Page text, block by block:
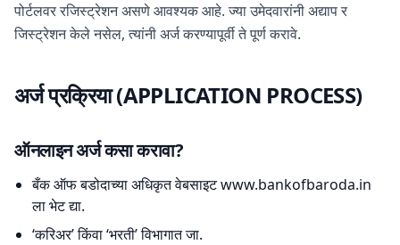
पोर्टलवर रजिस्ट्रेशन असणे आवश्यक आहे. ज्या उमेदवारांनी अद्याप र
जिस्ट्रेशन केले नसेल, त्यांनी अर्ज करण्यापूर्वी ते पूर्ण करावे.
अर्ज प्रक्रिया (APPLICATION PROCESS)
ऑनलाइन अर्ज कसा करावा?
बँक ऑफ बडोदाच्या अधिकृत वेबसाइट www.bankofbaroda.in
ला भेट द्या.
‘करिअर’ किंवा ‘भरती’ विभागात जा.